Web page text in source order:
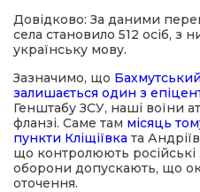
Довідково: За даними
села становило 512 осіб, з
українську мову.
Зазначимо, що
залишається один з
Генштабу ЗСУ, наші воїни
фланзі. Саме там місяць
пункти Кліщіївка та
що контролюють
оборони допускають, що
оточення.